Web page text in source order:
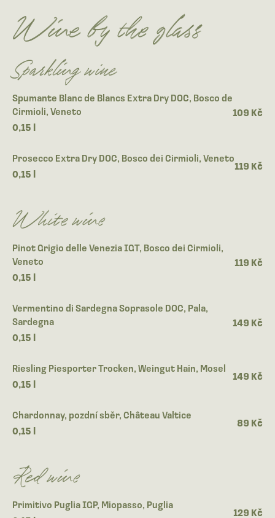
Wine by the glass
Sparkling wine
Spumante Blanc de Blancs Extra Dry DOC, Bosco de
Cirmioli, Veneto
0,15 l
109 Kč
Prosecco Extra Dry DOC, Bosco dei Cirmioli, Veneto
0,15 l
119 Kč
White wine
Pinot Grigio delle Venezia IGT, Bosco dei Cirmioli,
Veneto
0,15 l
119 Kč
Vermentino di Sardegna Soprasole DOC, Pala,
Sardegna
0,15 l
149 Kč
Riesling Piesporter Trocken, Weingut Hain, Mosel
0,15 l
149 Kč
Chardonnay, pozdní sběr, Château Valtice
0,15 l
89 Kč
Red wine
Primitivo Puglia IGP, Miopasso, Puglia
129 Kč